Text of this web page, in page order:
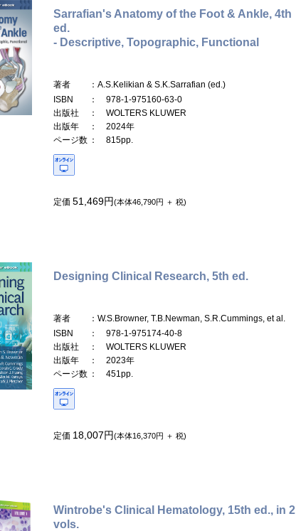
Sarrafian's Anatomy of the Foot & Ankle, 4th
ed.
- Descriptive, Topographic, Functional
著者
：A.S.Kelikian & S.K.Sarrafian (ed.)
ISBN
： 978-1-975160-63-0
出版社
： WOLTERS KLUWER
出版年
： 2024年
ページ数 ： 815pp.
定価 51,469円(本体46,790円 ＋ 税)
Designing Clinical Research, 5th ed.
著者
：W.S.Browner, T.B.Newman, S.R.Cummings, et al.
ISBN
： 978-1-975174-40-8
出版社
： WOLTERS KLUWER
出版年
： 2023年
ページ数 ： 451pp.
定価 18,007円(本体16,370円 ＋ 税)
Wintrobe's Clinical Hematology, 15th ed., in 2
vols.